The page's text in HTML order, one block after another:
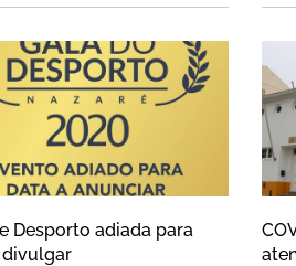
Planeta"
de Desporto
Desporto adiada para
divulgar